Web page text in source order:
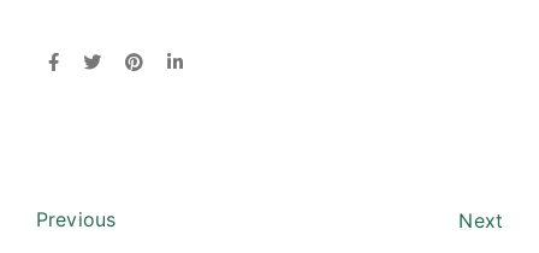
Previous Next